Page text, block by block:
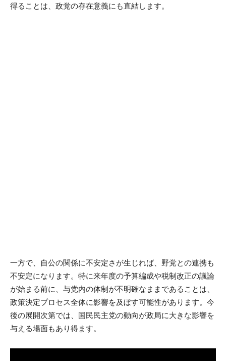
得ることは、政党の存在意義にも直結します。
一方で、自公の関係に不安定さが生じれば、野党との連携も
不安定になります。特に来年度の予算編成や税制改正の議論
が始まる前に、与党内の体制が不明確なままであることは、
政策決定プロセス全体に影響を及ぼす可能性があります。今
後の展開次第では、国民民主党の動向が政局に大きな影響を
与える場面もあり得ます。